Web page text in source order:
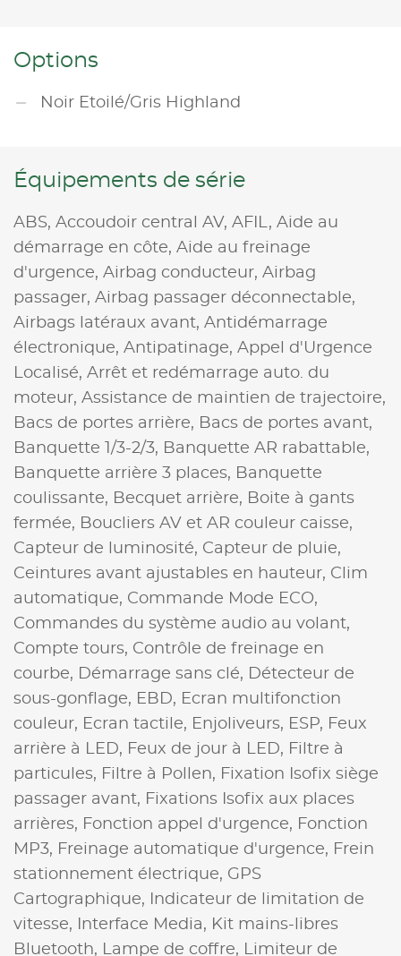
Options
Noir Etoilé/Gris Highland
Équipements de série
ABS, Accoudoir central AV, AFIL, Aide au
démarrage en côte, Aide au freinage
d'urgence, Airbag conducteur, Airbag
passager, Airbag passager déconnectable,
Airbags latéraux avant, Antidémarrage
électronique, Antipatinage, Appel d'Urgence
Localisé, Arrêt et redémarrage auto. du
moteur, Assistance de maintien de trajectoire,
Bacs de portes arrière, Bacs de portes avant,
Banquette 1/3-2/3, Banquette AR rabattable,
Banquette arrière 3 places, Banquette
coulissante, Becquet arrière, Boite à gants
fermée, Boucliers AV et AR couleur caisse,
Capteur de luminosité, Capteur de pluie,
Ceintures avant ajustables en hauteur, Clim
automatique, Commande Mode ECO,
Commandes du système audio au volant,
Compte tours, Contrôle de freinage en
courbe,
Démarrage sans clé,
Détecteur de
sous-gonflage, EBD, Ecran multifonction
couleur, Ecran tactile, Enjoliveurs, ESP, Feux
arrière à LED, Feux de jour à LED, Filtre à
particules, Filtre à Pollen, Fixation Isofix siège
passager avant, Fixations Isofix aux places
arrières, Fonction appel d'urgence, Fonction
MP3, Freinage automatique d'urgence, Frein
stationnement électrique, GPS
Cartographique,
Indicateur de limitation de
vitesse,
Interface Media, Kit mains-libres
Bluetooth,
Lampe de coffre, Limiteur de